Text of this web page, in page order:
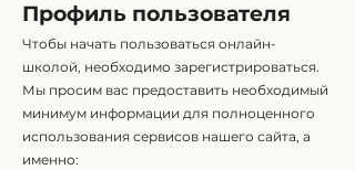
Профиль пользователя
Чтобы начать пользоваться онлайн-
школой, необходимо зарегистрироваться.
Мы просим вас предоставить необходимый
минимум информации для полноценного
использования сервисов нашего сайта, а
именно: